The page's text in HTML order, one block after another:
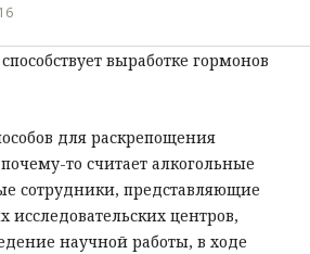
выработке гормонов
для раскрепощения
то считает алкогольные
сотрудники, представляющие
центров,
научной работы, в ходе